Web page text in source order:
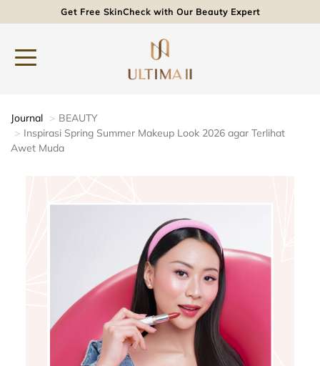
Get Free SkinCheck with Our Beauty Expert
Journal
BEAUTY
Inspirasi Spring Summer Makeup Look 2026 agar Terlihat
Awet Muda